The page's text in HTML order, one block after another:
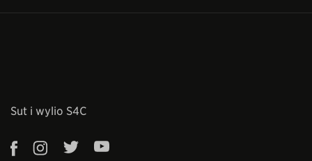
Sut i wylio S4C